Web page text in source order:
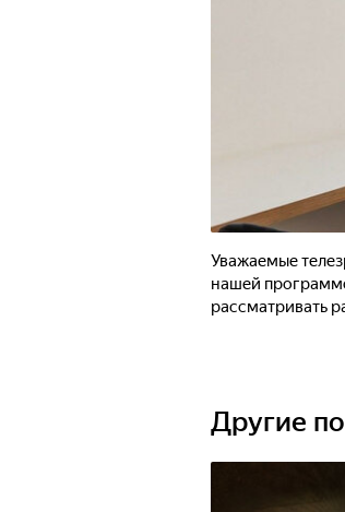
Уважаемые
нашей
рассматривать
Другие